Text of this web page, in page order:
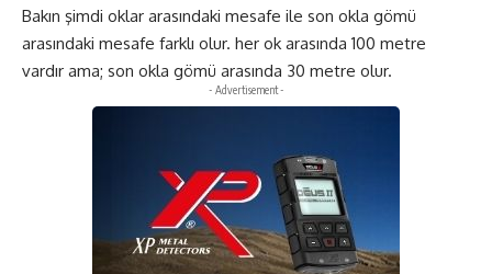
Bakın şimdi oklar arasındaki mesafe ile son okla gömü
arasındaki mesafe farklı olur. her ok arasında 100 metre
vardır ama; son okla gömü arasında 30 metre olur.
- Advertisement -